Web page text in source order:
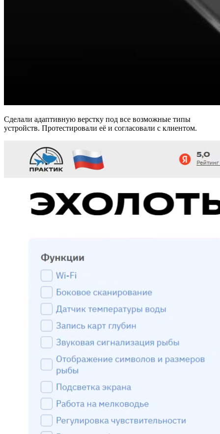
Сделали адаптивную верстку под все возможные типы
устройств. Протестировали её и согласовали с клиентом.